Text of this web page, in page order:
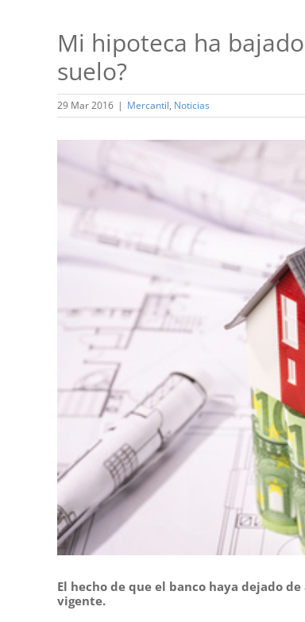
Mi hipoteca ha
suelo?
29 Mar 2016 | Mercantil, Noticias
El hecho de que el banco haya dejado
vigente.